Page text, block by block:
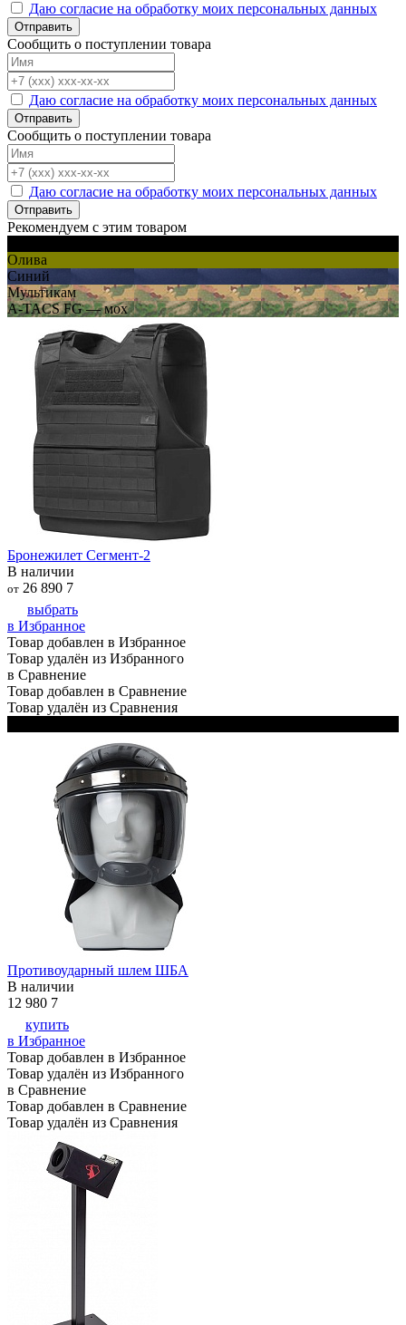
Даю согласие на обработку моих персональных данных
Отправить
Сообщить о поступлении товара
Даю согласие на обработку моих персональных данных
Отправить
Сообщить о поступлении товара
Даю согласие на обработку моих персональных данных
Отправить
Рекомендуем с этим товаром
Олива
Синий
Мультикам
A-TACS FG — мох
Бронежилет Сегмент-2
В наличии
от 26 890 7
выбрать
в Избранное
Товар добавлен в Избранное
Товар удалён из Избранного
в Сравнение
Товар добавлен в Сравнение
Товар удалён из Сравнения
Противоударный шлем ШБА
В наличии
12 980 7
купить
в Избранное
Товар добавлен в Избранное
Товар удалён из Избранного
в Сравнение
Товар добавлен в Сравнение
Товар удалён из Сравнения